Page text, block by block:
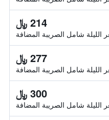
214 ﷼
الليلة شامل الصريبة المضافة
277 ﷼
الليلة شامل الصريبة المضافة
300 ﷼
الليلة شامل الصريبة المضافة